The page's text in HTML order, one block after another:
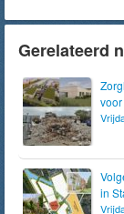
Gerelateerd
in